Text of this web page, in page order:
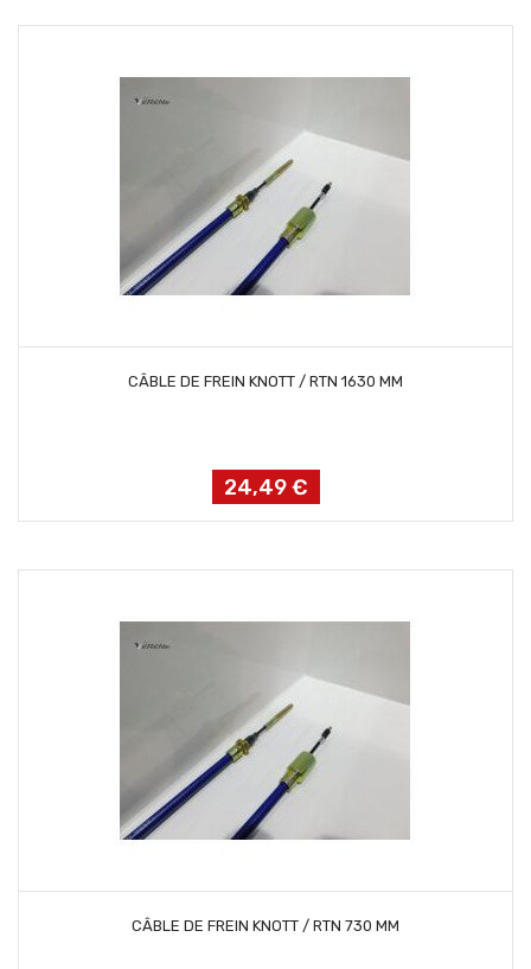
AJOUTER AU PANIER
CÂBLE DE FREIN KNOTT / RTN 1630 MM
Prix
24,49 €
AJOUTER AU PANIER
CÂBLE DE FREIN KNOTT / RTN 730 MM